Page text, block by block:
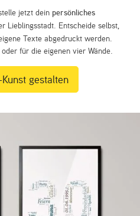
jetzt dein persönliches
Lieblingsstadt. Entscheide selbst,
Texte abgedruckt werden.
für die eigenen vier Wände.
gestalten